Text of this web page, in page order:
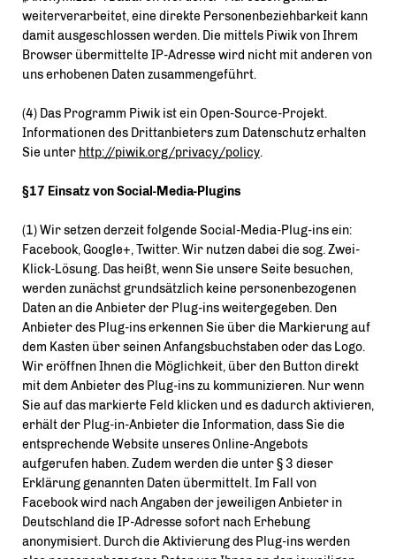
weiterverarbeitet, eine direkte Personenbeziehbarkeit kann
damit ausgeschlossen werden. Die mittels Piwik von Ihrem
Browser übermittelte IP-Adresse wird nicht mit anderen von
uns erhobenen Daten zusammengeführt.
(4) Das Programm Piwik ist ein Open-Source-Projekt.
Informationen des Drittanbieters zum Datenschutz erhalten
Sie unter http://piwik.org/privacy/policy.
§17 Einsatz von Social-Media-Plugins
(1) Wir setzen derzeit folgende Social-Media-Plug-ins ein:
Facebook, Google+, Twitter. Wir nutzen dabei die sog. Zwei-
Klick-Lösung. Das heißt, wenn Sie unsere Seite besuchen,
werden zunächst grundsätzlich keine personenbezogenen
Daten an die Anbieter der Plug-ins weitergegeben. Den
Anbieter des Plug-ins erkennen Sie über die Markierung auf
dem Kasten über seinen Anfangsbuchstaben oder das Logo.
Wir eröffnen Ihnen die Möglichkeit, über den Button direkt
mit dem Anbieter des Plug-ins zu kommunizieren. Nur wenn
Sie auf das markierte Feld klicken und es dadurch aktivieren,
erhält der Plug-in-Anbieter die Information, dass Sie die
entsprechende Website unseres Online-Angebots
aufgerufen haben. Zudem werden die unter § 3 dieser
Erklärung genannten Daten übermittelt. Im Fall von
Facebook wird nach Angaben der jeweiligen Anbieter in
Deutschland die IP-Adresse sofort nach Erhebung
anonymisiert. Durch die Aktivierung des Plug-ins werden